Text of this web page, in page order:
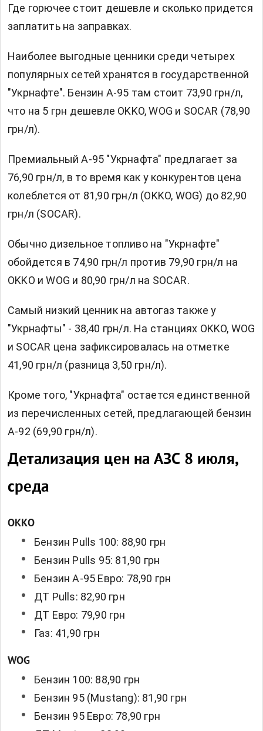
Где горючее стоит дешевле и сколько придется
заплатить на заправках.
Наиболее выгодные ценники среди четырех
популярных сетей хранятся в государственной
"Укрнафте". Бензин А-95 там стоит 73,90 грн/л,
что на 5 грн дешевле OKKO, WOG и SOCAR (78,90
грн/л).
Премиальный А-95 "Укрнафта" предлагает за
76,90 грн/л, в то время как у конкурентов цена
колеблется от 81,90 грн/л (OKKO, WOG) до 82,90
грн/л (SOCAR).
Обычно дизельное топливо на "Укрнафте"
обойдется в 74,90 грн/л против 79,90 грн/л на
OKKO и WOG и 80,90 грн/л на SOCAR.
Самый низкий ценник на автогаз также у
"Укрнафты" - 38,40 грн/л. На станциях OKKO, WOG
и SOCAR цена зафиксировалась на отметке
41,90 грн/л (разница 3,50 грн/л).
Кроме того, "Укрнафта" остается единственной
из перечисленных сетей, предлагающей бензин
А-92 (69,90 грн/л).
Детализация цен на АЗС 8 июля,
среда
OKKO
Бензин Pulls 100: 88,90 грн
Бензин Pulls 95: 81,90 грн
Бензин А-95 Евро: 78,90 грн
ДТ Pulls: 82,90 грн
ДТ Евро: 79,90 грн
Газ: 41,90 грн
WOG
Бензин 100: 88,90 грн
Бензин 95 (Mustang): 81,90 грн
Бензин 95 Евро: 78,90 грн